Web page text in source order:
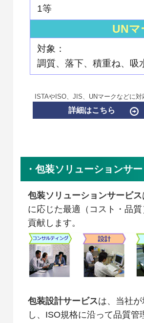
1等
UNマ
対象：
調質、落下、積重ね、吸
ISTAやISO、JIS、UNマークなどに対
詳細はこちら
・包装ソリューションサ
包装ソリューションサービス
に応じた最適（コスト・品
貢献します。
包装設計サービスは、当社
し、ISO規格に沿って品質